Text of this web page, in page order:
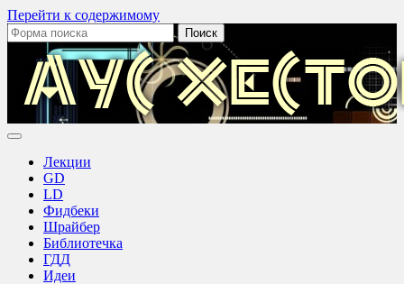
Перейти к содержимому
Поиск:
Аус
Лекции
GD
LD
Фидбеки
Шрайбер
Библиотечка
ГДД
Идеи